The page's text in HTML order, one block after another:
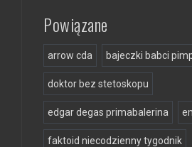
Powiązane
arrow cda bajeczki babci
doktor bez stetoskopu
edgar degas primabalerina
faktoid niecodzienny tygodnik